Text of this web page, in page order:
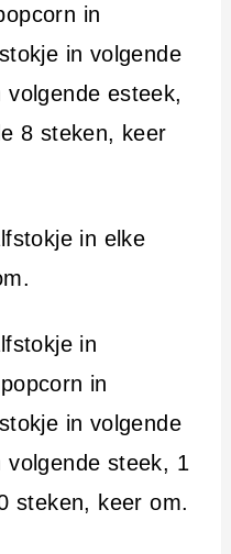
in
in volgende
esteek,
8 steken, keer
in elke
in
in
in volgende
steek, 1
steken, keer om.